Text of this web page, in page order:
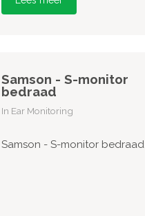
Samson - S-monitor
bedraad
In Ear Monitoring
Samson - S-monitor bedraad